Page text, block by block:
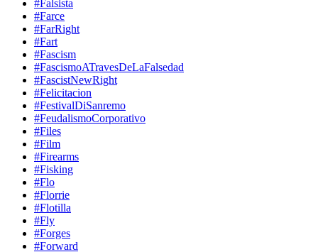
#Falsista
#Farce
#FarRight
#Fart
#Fascism
#FascismoATravesDeLaFalsedad
#FascistNewRight
#Felicitacion
#FestivalDiSanremo
#FeudalismoCorporativo
#Files
#Film
#Firearms
#Fisking
#Flo
#Florrie
#Flotilla
#Fly
#Forges
#Forward